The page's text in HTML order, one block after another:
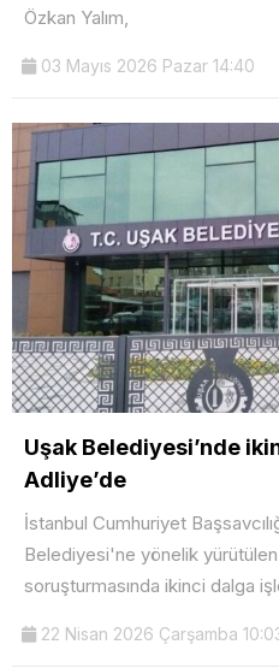
Özkan Yalım,
03 Mayıs 2026 Pazar 14:40
Uşak Belediyesi’nde
Adliye’de
İstanbul Cumhuriyet
Belediyesi'ne yönelik
soruşturmasında ikinci dalga
22 Nisan 2026 Çarşamba